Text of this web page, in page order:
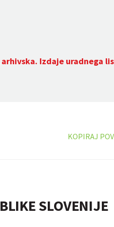
arhivska. Izdaje uradnega
KOPIRAJ
SLOVENIJE